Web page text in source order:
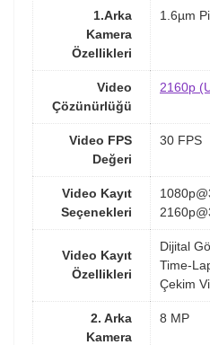
1.Arka
Kamera
Özellikleri
1.6µm
Video
Çözünürlüğü
2160p
Video FPS
Değeri
30 FPS
Video Kayıt
Seçenekleri
Video Kayıt
Özellikleri
Dijital
Time-
Çekim
2. Arka
Kamera
8 MP